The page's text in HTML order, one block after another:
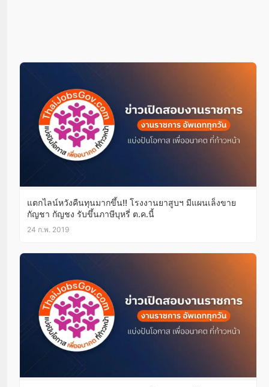
แตกไลน์หวังคืนทุนมากขึ้น!! โรงงานยาสูบฯ มีแผนเล็งขาย
กัญชา กัญชง รับขึ้นภาษีบุหรี่ ต.ค.นี้
24 ก.พ. 2019